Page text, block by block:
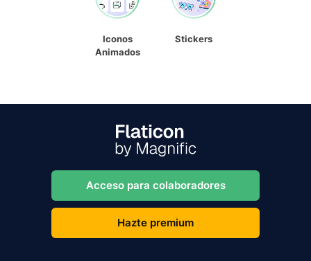
Iconos
Animados
Stickers
Acceso para colaboradores
Hazte premium